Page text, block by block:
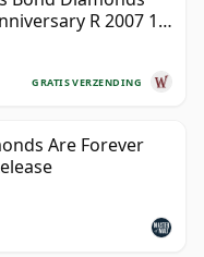
R 2007 18
GRATIS VERZENDING
Are Forever